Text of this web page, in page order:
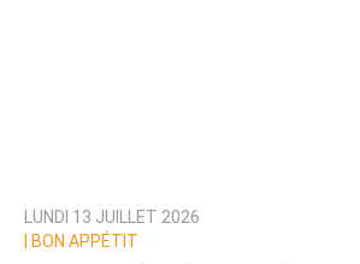
LUNDI 13 JUILLET 2026
BON APPÉTIT